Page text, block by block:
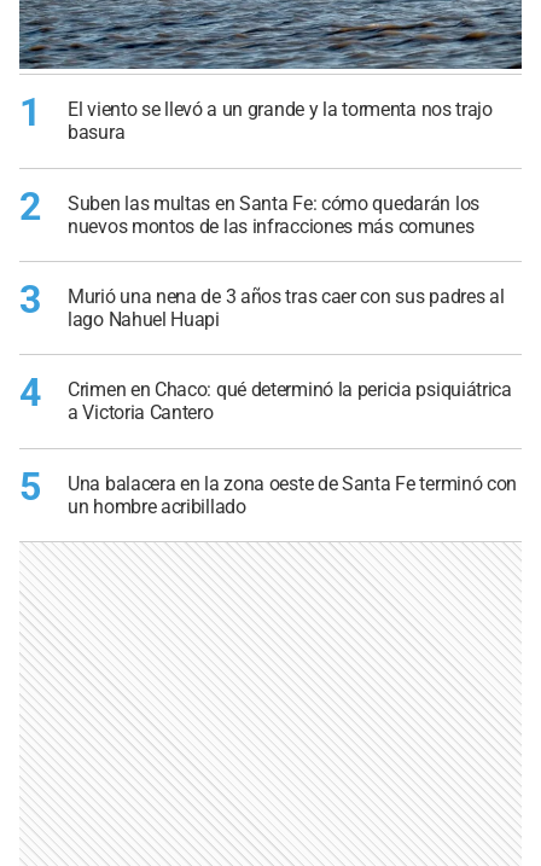
1
El viento se llevó a un grande y la tormenta nos trajo
basura
2
Suben las multas en Santa Fe: cómo quedarán los
nuevos montos de las infracciones más comunes
3
Murió una nena de 3 años tras caer con sus padres al
lago Nahuel Huapi
4
Crimen en Chaco: qué determinó la pericia psiquiátrica
a Victoria Cantero
5
Una balacera en la zona oeste de Santa Fe terminó con
un hombre acribillado